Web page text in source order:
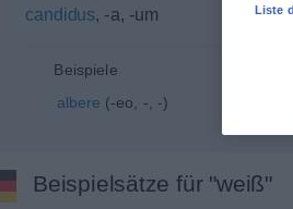
candidus, -a, -um
Beispiele
albere (-eo, -, -)
Beispielsätze für "weiß"
Liste